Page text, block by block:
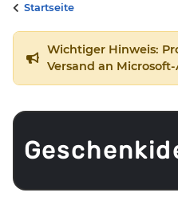
Startseite
Wichtiger Hinweis:
Versand an